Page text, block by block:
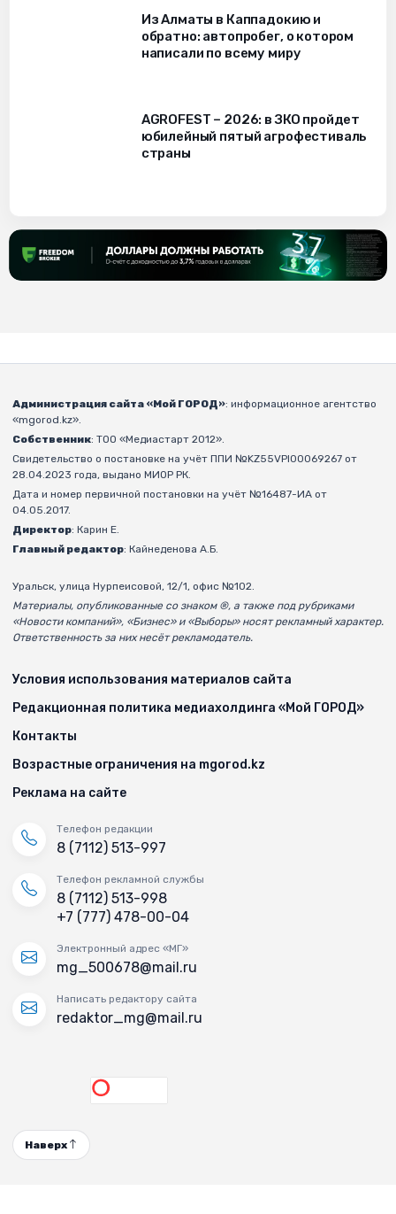
Из Алматы в Каппадокию и
обратно: автопробег, о котором
написали по всему миру
AGROFEST – 2026: в ЗКО пройдет
юбилейный пятый агрофестиваль
страны
Администрация сайта «Мой ГОРОД»: информационное агентство
«mgorod.kz».
Собственник: ТОО «Медиастарт 2012».
Свидетельство о постановке на учёт ППИ №KZ55VPI00069267 от
28.04.2023 года, выдано МИОР РК.
Дата и номер первичной постановки на учёт №16487-ИА от
04.05.2017.
Директор: Карин Е.
Главный редактор: Кайнеденова А.Б.
Уральск, улица Нурпеисовой, 12/1, офис №102.
Материалы, опубликованные со знаком ®, а также под рубриками
«Новости компаний», «Бизнес» и «Выборы» носят рекламный характер.
Ответственность за них несёт рекламодатель.
Условия использования материалов сайта
Редакционная политика медиахолдинга «Мой ГОРОД»
Контакты
Возрастные ограничения на mgorod.kz
Реклама на сайте
Телефон редакции
8 (7112) 513-997
Телефон рекламной службы
8 (7112) 513-998
+7 (777) 478-00-04
Электронный адрес «МГ»
mg_500678@mail.ru
Написать редактору сайта
redaktor_mg@mail.ru
Наверх